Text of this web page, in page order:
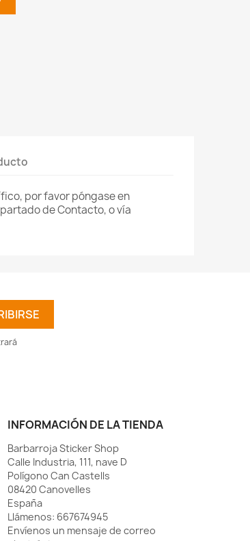
por favor póngase en
de Contacto, o vía
INFORMACIÓN DE LA TIENDA
Barbarroja Sticker Shop
Calle Industria, 111, nave D
Polígono Can Castells
08420 Canovelles
España
Llámenos: 667674945
Envíenos un mensaje de correo